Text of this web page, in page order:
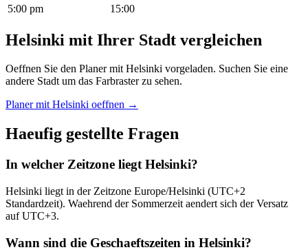
5:00 pm 15:00
Helsinki mit Ihrer Stadt vergleichen
Oeffnen Sie den Planer mit Helsinki vorgeladen. Suchen Sie eine
andere Stadt um das Farbraster zu sehen.
Planer mit Helsinki oeffnen →
Haeufig gestellte Fragen
In welcher Zeitzone liegt Helsinki?
Helsinki liegt in der Zeitzone Europe/Helsinki (UTC+2
Standardzeit). Waehrend der Sommerzeit aendert sich der Versatz
auf UTC+3.
Wann sind die Geschaeftszeiten in Helsinki?